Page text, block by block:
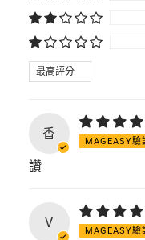
SORT BY
香
讚
V